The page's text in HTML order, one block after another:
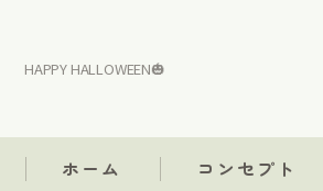
HAPPY HALLOWEEN🎃
ホーム コンセプト